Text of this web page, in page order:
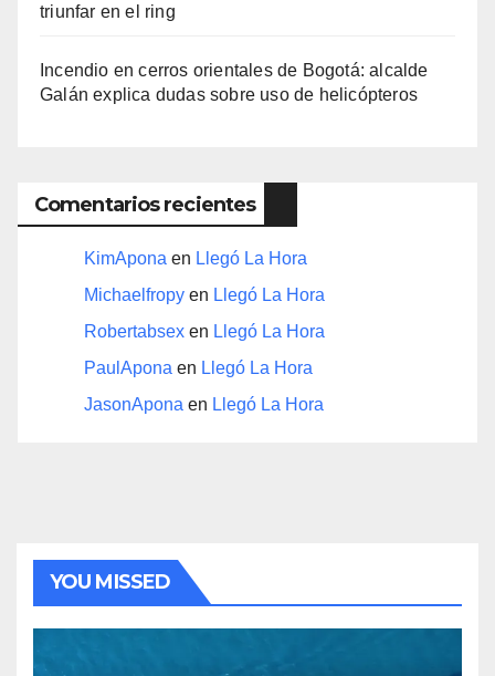
triunfar en el ring​
Incendio en cerros orientales de Bogotá: alcalde
Galán explica dudas sobre uso de helicópteros
Comentarios recientes
KimApona en Llegó La Hora
Michaelfropy en Llegó La Hora
Robertabsex en Llegó La Hora
PaulApona en Llegó La Hora
JasonApona en Llegó La Hora
YOU MISSED